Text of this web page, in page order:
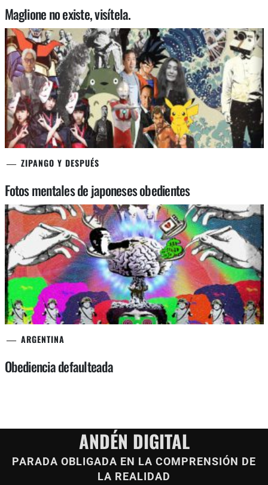
Maglione no existe, visítela.
ZIPANGO Y DESPUÉS
Fotos mentales de japoneses obedientes
ARGENTINA
Obediencia defaulteada
ANDÉN DIGITAL
PARADA OBLIGADA EN LA COMPRENSIÓN DE
LA REALIDAD